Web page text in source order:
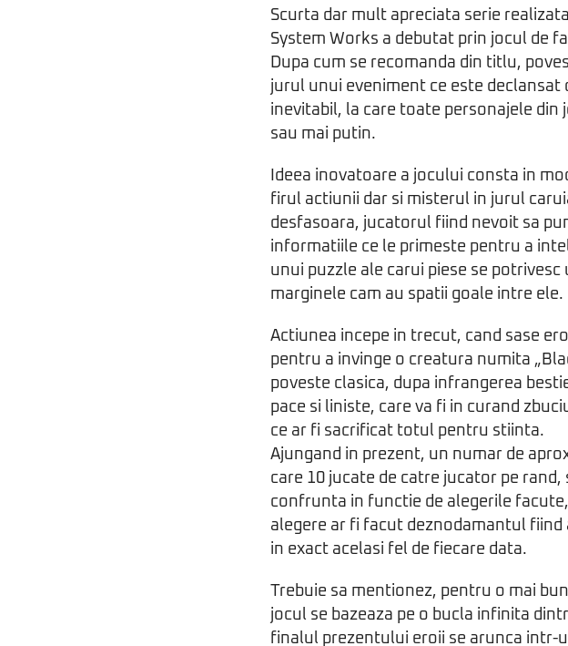
Scurta dar mult apreciata serie
System Works a debutat prin jocul de
Dupa cum se recomanda din titlu,
jurul unui eveniment ce este declansat
inevitabil, la care toate personajele din
sau mai putin.
Ideea inovatoare a jocului consta in
firul actiunii dar si misterul in jurul
desfasoara, jucatorul fiind nevoit sa
informatiile ce le primeste pentru a
unui puzzle ale carui piese se potrivesc
marginele cam au spatii goale intre ele.
Actiunea incepe in trecut, cand sase
pentru a invinge o creatura numita
poveste clasica, dupa infrangerea
pace si liniste, care va fi in curand
ce ar fi sacrificat totul pentru stiinta.
Ajungand in prezent, un numar de
care 10 jucate de catre jucator pe rand,
confrunta in functie de alegerile
alegere ar fi facut deznodamantul fiind
in exact acelasi fel de fiecare data.
Trebuie sa mentionez, pentru o mai
jocul se bazeaza pe o bucla infinita
finalul prezentului eroii se arunca intr-